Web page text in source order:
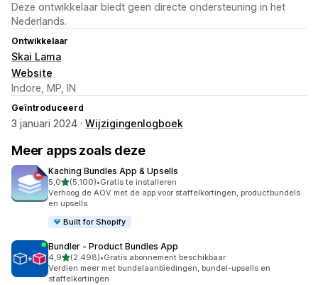
Deze ontwikkelaar biedt geen directe ondersteuning in het
Nederlands.
Ontwikkelaar
Skai Lama
Website
Indore, MP, IN
Geïntroduceerd
3 januari 2024 · Wijzigingenlogboek
Meer apps zoals deze
Kaching Bundles App & Upsells
5,0van 5 sterren
(5.100)
5100 recensies in totaal
•Gratis te installeren
Verhoog de AOV met de app voor staffelkortingen, productbundels
en upsells
Built for Shopify
Bundler ‑ Product Bundles App
4,9van 5 sterren
(2.498)
2498 recensies in totaal
•Gratis abonnement beschikbaar
Verdien meer met bundelaanbiedingen, bundel-upsells en
staffelkortingen